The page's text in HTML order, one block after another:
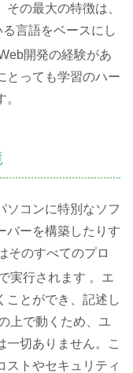
の最大の特徴は、
言語をベースにし
開発の経験があ
とっても学習のハー
ソコンに特別なソフ
バーを構築したりす
そのすべてのプロ
実行されます 。エ
ことができ、記述し
上で動くため、ユ
一切ありません。こ
ストやセキュリティ